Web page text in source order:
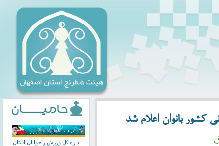
کشور بانوان اعلام شد
اداره کل ورزش و جوانان استان